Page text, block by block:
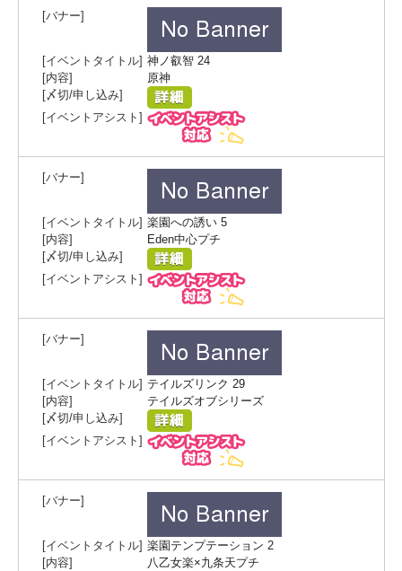
神ノ叡智 24
原神
楽園への誘い 5
Eden中心プチ
テイルズリンク 29
テイルズオブシリーズ
楽園テンプテーション 2
八乙女楽×九条天プチ